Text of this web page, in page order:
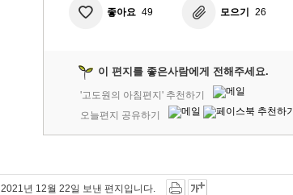
좋아요 49 모으기 26
이 편지를 좋은사람에게 전해주세요.
'고도원의 아침편지' 추천하기
오늘편지 공유하기
2021년 12월 22일 보낸 편지입니다.